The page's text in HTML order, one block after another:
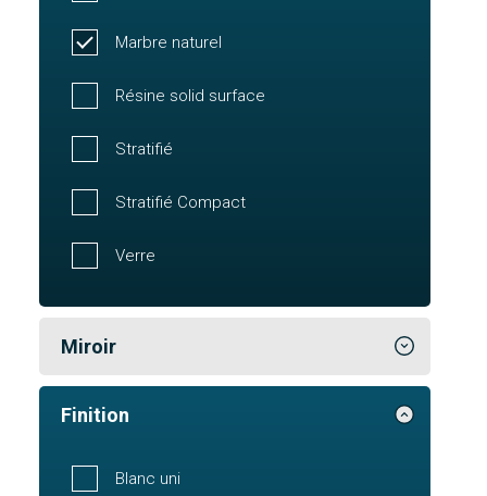
Marbre naturel
Résine solid surface
Stratifié
Stratifié Compact
Verre
Miroir
Finition
Blanc uni